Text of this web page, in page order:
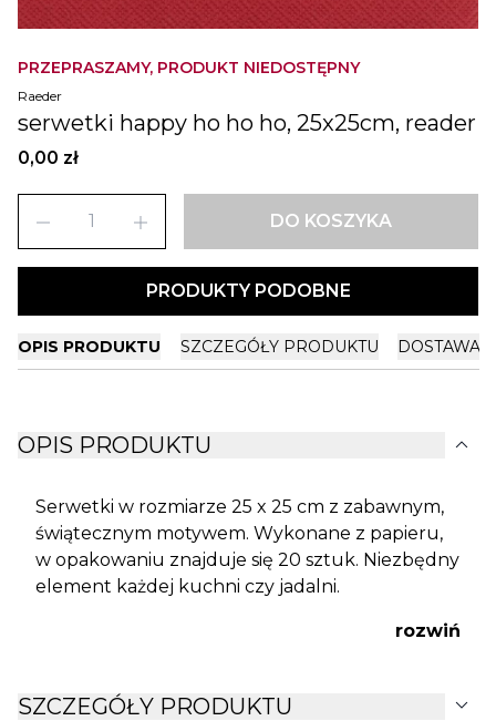
PRZEPRASZAMY, PRODUKT NIEDOSTĘPNY
Raeder
serwetki happy ho ho ho, 25x25cm, reader
0,00 zł
remove add DO KOSZYKA
PRODUKTY PODOBNE
OPIS PRODUKTU SZCZEGÓŁY PRODUKTU DOSTAWA
OPIS PRODUKTU expand_more
Serwetki w rozmiarze 25 x 25 cm z zabawnym,
świątecznym motywem. Wykonane z papieru,
w opakowaniu znajduje się 20 sztuk. Niezbędny
element każdej kuchni czy jadalni.
rozwiń
SZCZEGÓŁY PRODUKTU expand_more